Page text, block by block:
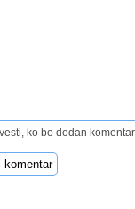
ko bo dodan komentar